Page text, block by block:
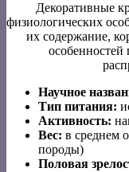
Декоративные
физиологических
их содержание,
особенностей
Научное
Тип питания:
Активность:
Вес: в среднем
породы)
Половая